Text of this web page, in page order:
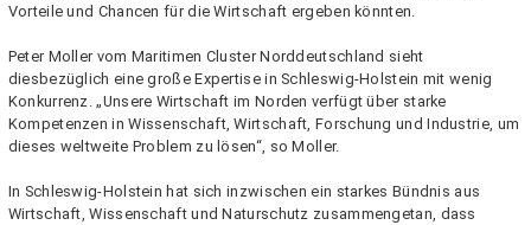
Vorteile und Chancen für die Wirtschaft ergeben könnten.
Peter Moller vom Maritimen Cluster Norddeutschland sieht
diesbezüglich eine große Expertise in Schleswig-Holstein mit wenig
Konkurrenz. „Unsere Wirtschaft im Norden verfügt über starke
Kompetenzen in Wissenschaft, Wirtschaft, Forschung und Industrie, um
dieses weltweite Problem zu lösen“, so Moller.
In Schleswig-Holstein hat sich inzwischen ein starkes Bündnis aus
Wirtschaft, Wissenschaft und Naturschutz zusammengetan, dass